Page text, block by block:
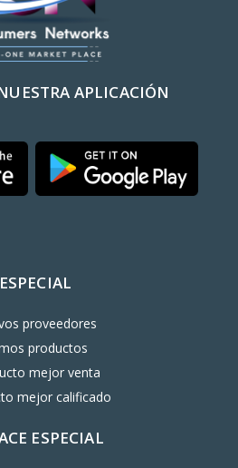
APLICACIÓN
ESPECIAL
proveedores
productos
mejor venta
mejor calificado
ESPECIAL